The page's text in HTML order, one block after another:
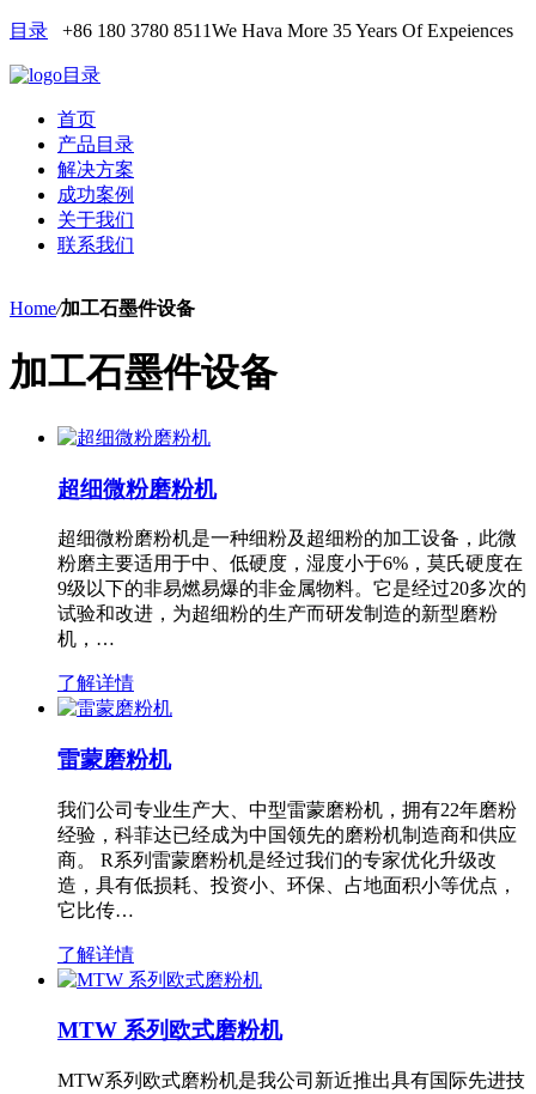
目录 +86 180 3780 8511We Hava More 35 Years Of Expeiences
目录
首页
产品目录
解决方案
成功案例
关于我们
联系我们
Home/加工石墨件设备
加工石墨件设备
超细微粉磨粉机
超细微粉磨粉机是一种细粉及超细粉的加工设备，此微
粉磨主要适用于中、低硬度，湿度小于6%，莫氏硬度在
9级以下的非易燃易爆的非金属物料。它是经过20多次的
试验和改进，为超细粉的生产而研发制造的新型磨粉
机，…
了解详情
雷蒙磨粉机
我们公司专业生产大、中型雷蒙磨粉机，拥有22年磨粉
经验，科菲达已经成为中国领先的磨粉机制造商和供应
商。 R系列雷蒙磨粉机是经过我们的专家优化升级改
造，具有低损耗、投资小、环保、占地面积小等优点，
它比传…
了解详情
MTW 系列欧式磨粉机
MTW系列欧式磨粉机是我公司新近推出具有国际先进技